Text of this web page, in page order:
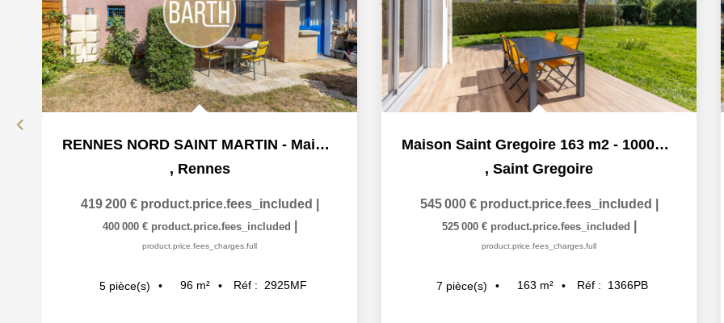
RENNES NORD SAINT MARTIN - Maison - 5 pièces - 96 m2, 130m²...
, Rennes
419 200 € product.price.fees_included
400 000 € product.price.fees_included
product.price.fees_charges.full
5 pièce(s) 96 m² Réf : 2925MF
Maison Saint Gregoire 163 m2 - 1000m2 PLEIN SUD SANS VIS A...
, Saint Gregoire
545 000 € product.price.fees_included
525 000 € product.price.fees_included
product.price.fees_charges.full
7 pièce(s) 163 m² Réf : 1366PB